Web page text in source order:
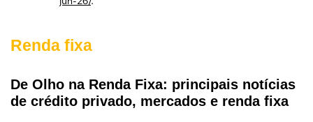
Renda fixa
De Olho na Renda Fixa: principais notícias
de crédito privado, mercados e renda fixa